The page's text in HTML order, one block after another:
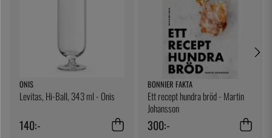
ONIS
Levitas, Hi-Ball, 343 ml - Onis
140:-
BONNIER FAKTA
Ett recept hundra bröd - Martin
Johansson
300:-